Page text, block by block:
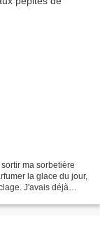
ma sorbetière
la glace du jour,
J'avais déjà